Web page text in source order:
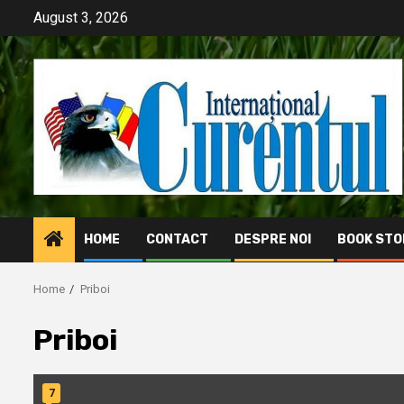
content
August 3, 2026
HOME CONTACT DESPRE NOI BOOK
Home Priboi
Priboi
7